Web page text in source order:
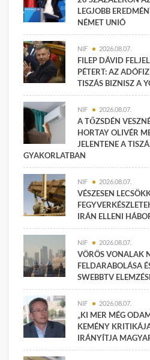
LEGJOBB
NÉMET UNIÓ
NIF 2026.08.07.
FILEP DÁVID
PÉTERT: AZ
TISZÁS BIZNISZ A
NIF 2026.08.07.
A TŐZSDÉN
HORTAY OLIVÉR
JELENTENE A
GYAKORLATBAN
NIF 2026.08.07.
VÉSZESEN
IRÁN ELLENI
NIF 2026.08.07.
VÖRÖS VONALAK
FELDARABOLÁSA
SWEBBTV
NIF 2026.08.07.
„KI MER MÉG
KEMÉNY
IRÁNYÍTJA